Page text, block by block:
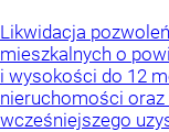
Likwidacja
mieszkalnych o
i wysokości do 12
nieruchomości
wcześniejszego